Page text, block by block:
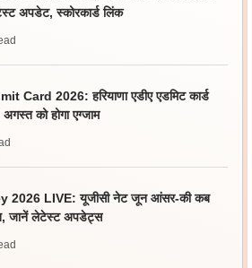
अपडेट, स्कोरकार्ड लिंक
Card 2026: हरियाणा एडीए एडमिट कार्ड
को होगा एग्जाम
2026 LIVE: यूजीसी नेट जून आंसर-की कब
जानें लेटेस्ट अपडेट्स